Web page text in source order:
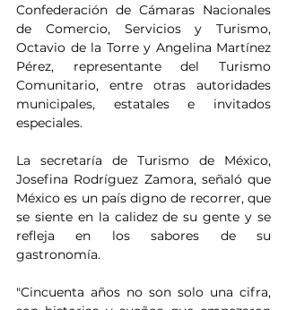
Confederación de Cámaras Nacionales
de Comercio, Servicios y Turismo,
Octavio de la Torre y Angelina Martínez
Pérez, representante del Turismo
Comunitario, entre otras autoridades
municipales, estatales e invitados
especiales.
La secretaría de Turismo de México,
Josefina Rodríguez Zamora, señaló que
México es un país digno de recorrer, que
se siente en la calidez de su gente y se
refleja en los sabores de su
gastronomía.
"Cincuenta años no son solo una cifra,